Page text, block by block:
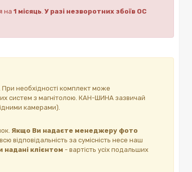
на 1 місяць .У разі незворотних збоїв ОС
При необхідності комплект може
систем з магнітолою. КАН-ШИНА зазвичай
камерами).
Якщо Ви надаєте менеджеру фото
відповідальність за сумісність несе наш
надані клієнтом - вартість усіх подальших